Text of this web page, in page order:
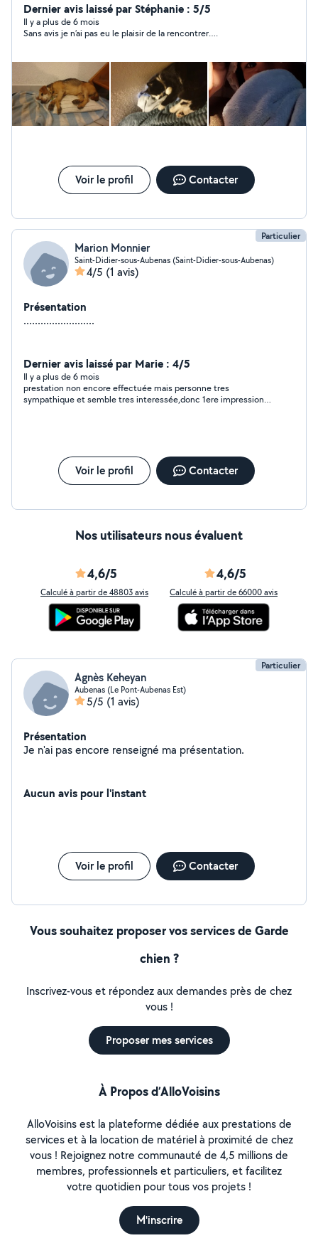
transport, garde d'animaux ou tout autre a voir suivant
mes capacités et mes disponibilités. Je me déplace
dans un périmètre de 20km maximum dans les
l'animation et en public ados. Je suis nourrice à temps
plein. Disponible le week-end en soirée un mercredi sur
2, jours fériés. J'ai été formé au métier d'Assistante De
Vie Aux Familles pendant 3 mois, auprès de personnes
âgées. J'ai gardé un chien pendant 1 mois consécutifs
Dernier avis laissé par Stéphanie : 5/5
Il y a plus de 6 mois
Sans avis je n’ai pas eu le plaisir de la rencontrer….
Voir le profil Contacter
Particulier
Marion Monnier
Saint-Didier-sous-Aubenas (Saint-Didier-sous-Aubenas)
4/5 (1 avis)
Présentation
.........................
Dernier avis laissé par Marie : 4/5
Il y a plus de 6 mois
prestation non encore effectuée mais personne tres
sympathique et semble tres interessée,donc 1ere impression
Voir le profil Contacter
Nos utilisateurs nous évaluent
4,6/5
Calculé à partir de 48803 avis
4,6/5
Calculé à partir de 66000 avis
Particulier
Agnès Keheyan
Aubenas (Le Pont-Aubenas Est)
5/5 (1 avis)
Présentation
Je n'ai pas encore renseigné ma présentation.
Aucun avis pour l'instant
Voir le profil Contacter
Vous souhaitez proposer vos services de Garde
chien ?
Inscrivez-vous et répondez aux demandes près de chez
vous !
Proposer mes services
À Propos d’AlloVoisins
AlloVoisins est la plateforme dédiée aux prestations de
services et à la location de matériel à proximité de chez
vous ! Rejoignez notre communauté de 4,5 millions de
membres, professionnels et particuliers, et facilitez
votre quotidien pour tous vos projets !
M'inscrire